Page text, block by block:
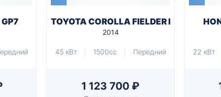
TOYOTA COROLLA FIELDER NKE165G
2014
45 кВт 1500cc Передний
1 123 700 ₽
22 кВт